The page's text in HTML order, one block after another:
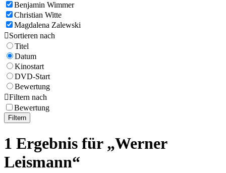
Benjamin Wimmer
Christian Witte
Magdalena Zalewski
Sortieren nach
Titel
Datum
Kinostart
DVD-Start
Bewertung
Filtern nach
Bewertung
Filtern
1 Ergebnis für „Werner
Leismann“